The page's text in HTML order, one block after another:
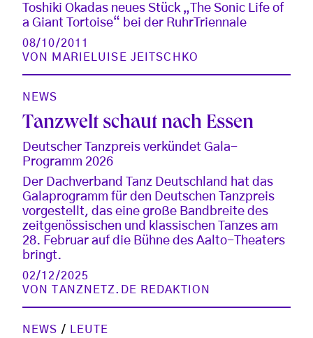
Toshiki Okadas neues Stück „The Sonic Life of
a Giant Tortoise“ bei der RuhrTriennale
08/10/2011
VON MARIELUISE JEITSCHKO
NEWS
Tanzwelt schaut nach Essen
Deutscher Tanzpreis verkündet Gala-
Programm 2026
Der Dachverband Tanz Deutschland hat das
Galaprogramm für den Deutschen Tanzpreis
vorgestellt, das eine große Bandbreite des
zeitgenössischen und klassischen Tanzes am
28. Februar auf die Bühne des Aalto-Theaters
bringt.
02/12/2025
VON
TANZNETZ.DE REDAKTION
NEWS / LEUTE